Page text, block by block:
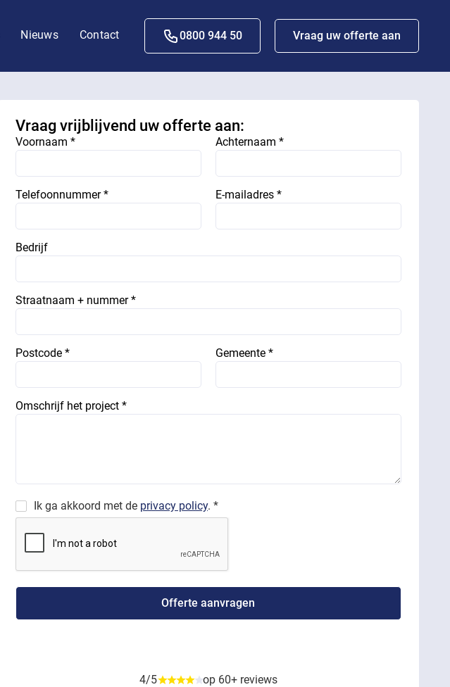
Nieuws Contact 0800 944 50 Vraag uw offerte aan
Vraag vrijblijvend uw offerte aan:
Voornaam * Achternaam *
Telefoonnummer * E-mailadres *
Bedrijf
Straatnaam + nummer *
Postcode * Gemeente *
Omschrijf het project *
Ik ga akkoord met de privacy policy. *
4/5 op 60+ reviews